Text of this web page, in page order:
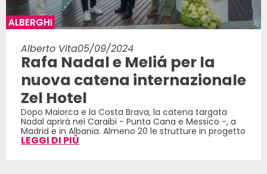
ALBERGHI
Alberto Vita05/09/2024
Rafa Nadal e Meliá per la
nuova catena internazionale
Zel Hotel
Dopo Maiorca e la Costa Brava, la catena targata
Nadal aprirà nei Caraibi - Punta Cana e Messico -, a
Madrid e in Albania. Almeno 20 le strutture in progetto
LEGGI DI PIÙ